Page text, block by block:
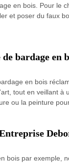
en bois. Pour le
et poser du faux
bardage en
en bois
tout en veillant
ou la peinture
bois par exemple,